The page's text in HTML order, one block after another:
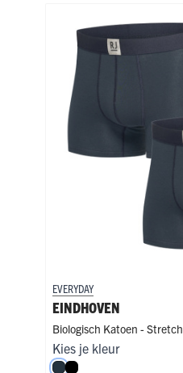
EVERYDAY
EINDHOVEN
Biologisch Katoen - Stretch
Kies je kleur